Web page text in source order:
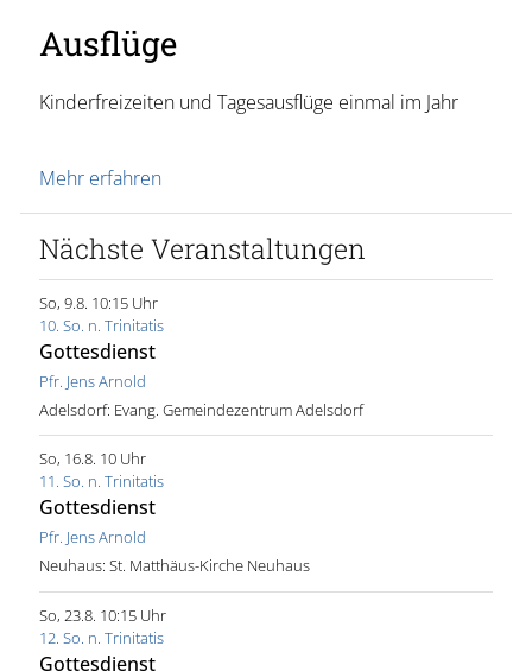
Ausflüge
Kinderfreizeiten und Tagesausflüge einmal im Jahr
Mehr erfahren
Nächste Veranstaltungen
So, 9.8. 10:15 Uhr
10. So. n. Trinitatis
Gottesdienst
Pfr. Jens Arnold
Adelsdorf: Evang. Gemeindezentrum Adelsdorf
So, 16.8. 10 Uhr
11. So. n. Trinitatis
Gottesdienst
Pfr. Jens Arnold
Neuhaus:St. Matthäus-Kirche Neuhaus
So, 23.8. 10:15 Uhr
12. So. n. Trinitatis
Gottesdienst